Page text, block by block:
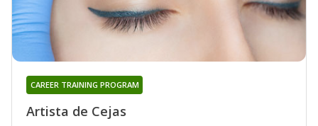
Artista de Cejas
CAREER TRAINING PROGRAM